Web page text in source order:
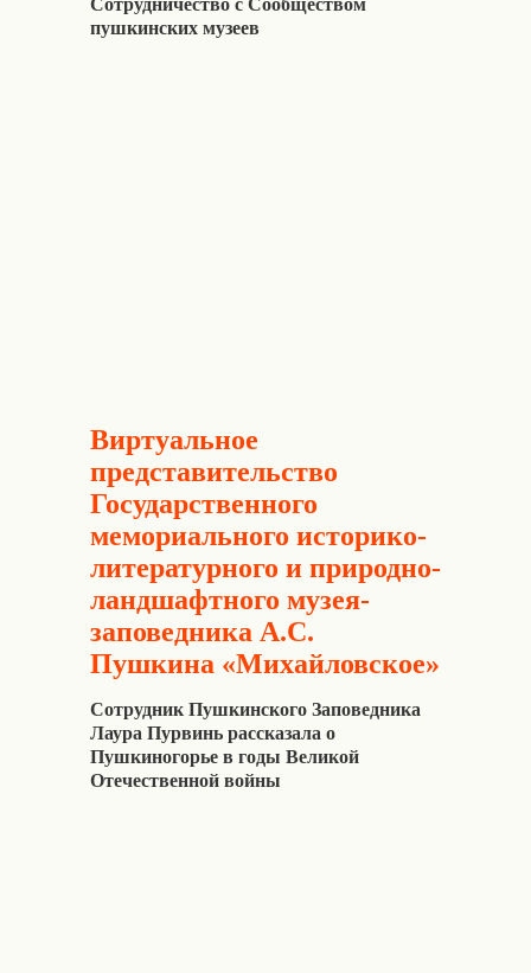
пушкинских музеев
Виртуальное
представительство
Государственного
мемориального историко-
литературного и природно-
ландшафтного музея-
заповедника А.С.
Пушкина «Михайловское»
Сотрудник Пушкинского Заповедника
Лаура Пурвинь рассказала о
Пушкиногорье в годы Великой
Отечественной войны